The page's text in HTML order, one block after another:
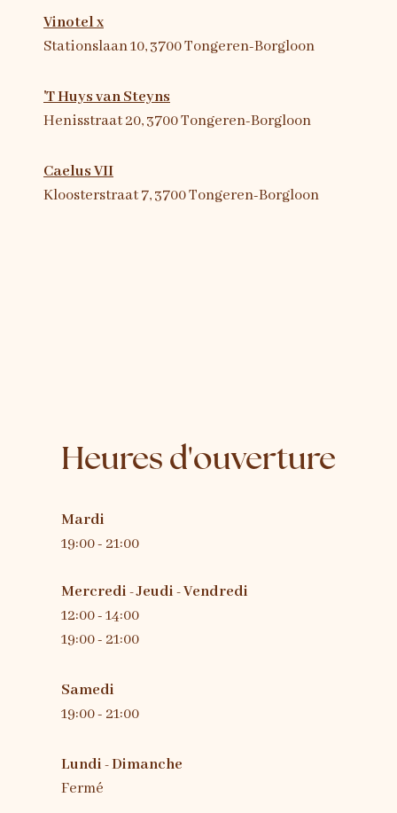
Vinotel x
Stationslaan 10, 3700 Tongeren-Borgloon
'T Huys van Steyns
Henisstraat 20, 3700 Tongeren-Borgloon
Caelus VII
Kloosterstraat 7, 3700 Tongeren-Borgloon
Heures d'ouverture
Mardi
19:00 - 21:00
Mercredi - Jeudi - Vendredi
12:00 - 14:00
19:00 - 21:00
Samedi
19:00 - 21:00
Lundi - Dimanche
Fermé